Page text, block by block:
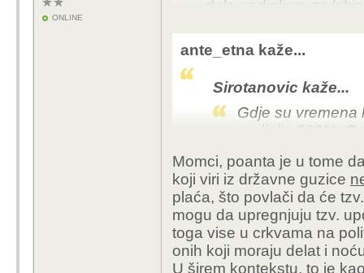
ONLINE
dela nedjeljom za
ante_etna kaže...
Sirotanovic kaže...
Gdje su vremena
nedjelja 200%.
smeta što jedan
Nije baš da se ne
šihtu u nedjelju, a
Momci, poanta je u tome
koji viri iz državne guzice
plaća, što povlači da će
mogu da upregnjuju tzv.
toga vise u crkvama na
onih koji moraju delat i
U širem kontekstu, to je